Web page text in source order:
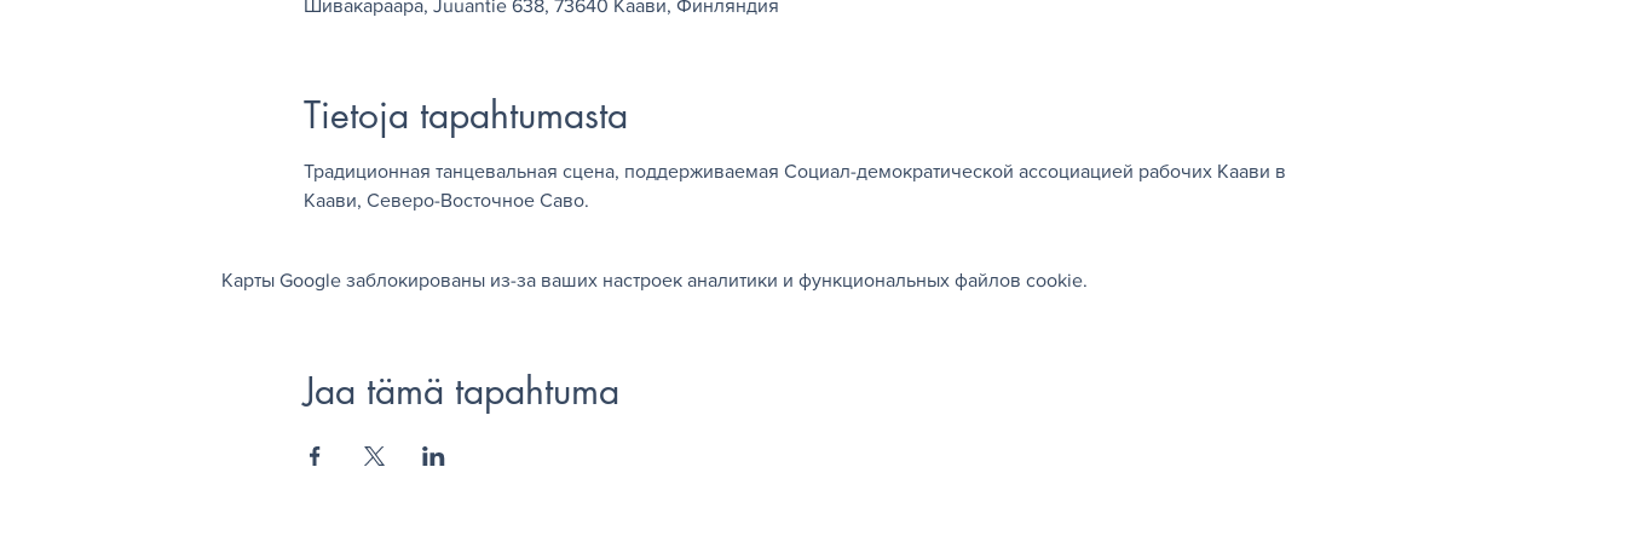
Шивакараара, Juuantie 638, 73640 Каави, Финляндия
Tietoja tapahtumasta
Традиционная танцевальная сцена, поддерживаемая Социал-демократической ассоциацией рабочих Каави в
Каави, Северо-Восточное Саво.
Карты Google заблокированы из-за ваших настроек аналитики и функциональных файлов cookie.
Jaa tämä tapahtuma